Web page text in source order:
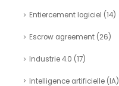
Entiercement logiciel (14)
Escrow agreement(26)
Industrie 4.0 (17)
Intelligence artificielle (IA)